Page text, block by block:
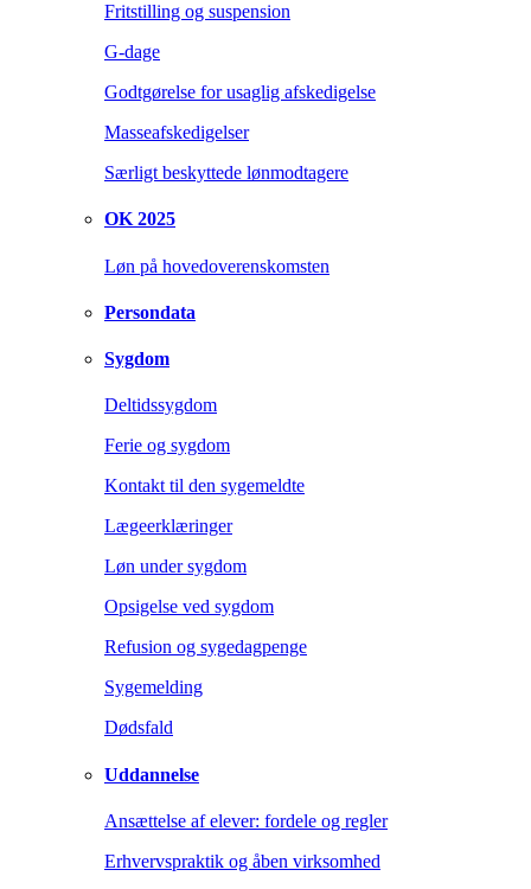
Fritstilling og suspension
G-dage
Godtgørelse for usaglig afskedigelse
Masseafskedigelser
Særligt beskyttede lønmodtagere
OK 2025
Løn på hovedoverenskomsten
Persondata
Sygdom
Deltidssygdom
Ferie og sygdom
Kontakt til den sygemeldte
Lægeerklæringer
Løn under sygdom
Opsigelse ved sygdom
Refusion og sygedagpenge
Sygemelding
Dødsfald
Uddannelse
Ansættelse af elever: fordele og regler
Erhvervspraktik og åben virksomhed